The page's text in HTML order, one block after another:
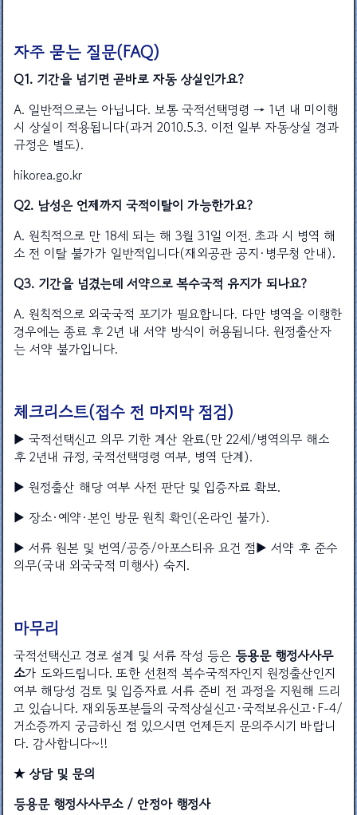
자주 묻는 질문(FAQ)
Q1. 기간을 넘기면 곧바로 자동 상실인가요?
A. 일반적으로는 아닙니다. 보통 국적선택명령 → 1년 내 미이행
시 상실이 적용됩니다(과거 2010.5.3. 이전 일부 자동상실 경과
규정은 별도).
hikorea.go.kr
Q2. 남성은 언제까지 국적이탈이 가능한가요?
A. 원칙적으로 만 18세 되는 해 3월 31일 이전. 초과 시 병역 해
소 전 이탈 불가가 일반적입니다(재외공관 공지·병무청 안내).
Q3. 기간을 넘겼는데 서약으로 복수국적 유지가 되나요?
A. 원칙적으로 외국국적 포기가 필요합니다. 다만 병역을 이행한
경우에는 종료 후 2년 내 서약 방식이 허용됩니다. 원정출산자
는 서약 불가입니다.
체크리스트(접수 전 마지막 점검)
▶ 국적선택신고 의무 기한 계산 완료(만 22세/병역의무 해소
후 2년내 규정, 국적선택명령 여부, 병역 단계).
▶ 원정출산 해당 여부 사전 판단 및 입증자료 확보.
▶ 장소·예약·본인 방문 원칙 확인(온라인 불가).
▶ 서류 원본 및 번역/공증/아포스티유 요건 점▶ 서약 후 준수
의무(국내 외국국적 미행사) 숙지.
마무리
국적선택신고 경로 설계 및 서류 작성 등은 등용문 행정사사무
소가 도와드립니다. 또한 선천적 복수국적자인지 원정출산인지
여부 해당성 검토 및 입증자료 서류 준비 전 과정을 지원해 드리
고 있습니다. 재외동포분들의 국적상실신고·국적보유신고·F-4/
거소증까지 궁금하신 점 있으시면 언제든지 문의주시기 바랍니
다. 감사합니다~!!
★ 상담 및 문의
등용문 행정사사무소 / 안정아 행정사